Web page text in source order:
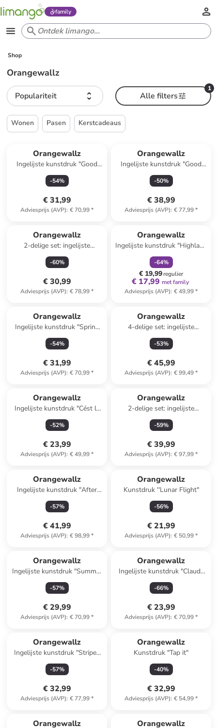
family
Shop
Orangewallz
Populariteit
1
Alle filters
Wonen Pasen Kerstcadeaus
Orangewallz
Ingelijste kunstdruk "Good
Morning Coffee"
-54%
€ 31,99
Adviesprijs (AVP): € 70,99*
Orangewallz
Ingelijste kunstdruk "Good
Morning Coffee"
-50%
€ 38,99
Adviesprijs (AVP): € 77,99*
Orangewallz
2-delige set: ingelijste
kunstdrukken
-60%
€ 30,99
Adviesprijs (AVP): € 78,99*
Orangewallz
Ingelijste kunstdruk "Highland
Break"
-64%
€ 19,99regulier
€ 17,99 met family
Adviesprijs (AVP): € 49,99*
Orangewallz
Ingelijste kunstdruk "Spring
Table"
-54%
€ 31,99
Adviesprijs (AVP): € 70,99*
Orangewallz
4-delige set: ingelijste
kunstdrukken "The Art of
Cats"
-53%
€ 45,99
Adviesprijs (AVP): € 99,49*
Orangewallz
Ingelijste kunstdruk "Cést la
vie" - (B)40 x (H)50 cm
-52%
€ 23,99
Adviesprijs (AVP): € 49,99*
Orangewallz
2-delige set: ingelijste
kunstdrukken "Italian Set"
-59%
€ 39,99
Adviesprijs (AVP): € 97,99*
Orangewallz
Ingelijste kunstdruk "After
Party" - (B)30 x (H)40 cm
-57%
€ 41,99
Adviesprijs (AVP): € 98,99*
Orangewallz
Kunstdruk ''Lunar Flight"
-56%
€ 21,99
Adviesprijs (AVP): € 50,99*
Orangewallz
Ingelijste kunstdruk "Summer
Feeling"
-57%
€ 29,99
Adviesprijs (AVP): € 70,99*
Orangewallz
Ingelijste kunstdruk "Claude
Monet - parc Monceau"
-66%
€ 23,99
Adviesprijs (AVP): € 70,99*
Orangewallz
Ingelijste kunstdruk "Striped
Lady"
-57%
€ 32,99
Adviesprijs (AVP): € 77,99*
Orangewallz
Kunstdruk "Tap it"
-40%
€ 32,99
Adviesprijs (AVP): € 54,99*
Orangewallz Orangewallz